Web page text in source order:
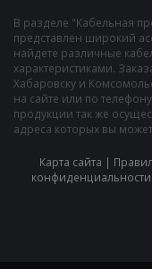
В разделе "Кабельная
представлен широкий
найдете различные
характеристиками.
Хабаровску и
на сайте или по телефону
продукции так же
адреса которых вы
Карта сайта |
конфиденциальности